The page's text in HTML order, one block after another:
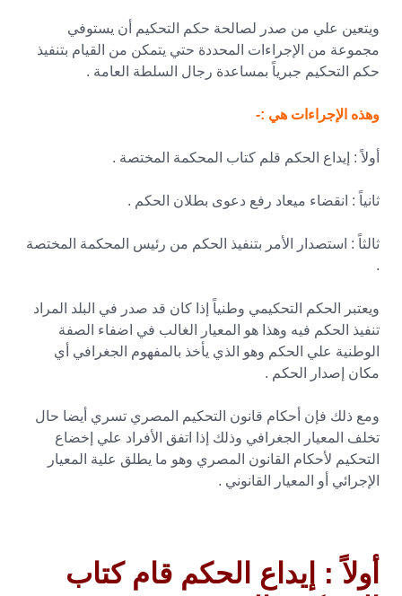
ويتعين علي من صدر لصالحة حكم التحكيم أن يستوفي
مجموعة من الإجراءات المحددة حتي يتمكن من القيام بتنفيذ
حكم التحكيم جبرياً بمساعدة رجال السلطة العامة .
وهذه الإجراءات هي :-
أولاً : إيداع الحكم قلم كتاب المحكمة المختصة .
ثانياً : انقضاء ميعاد رفع دعوى بطلان الحكم .
ثالثاً : استصدار الأمر بتنفيذ الحكم من رئيس المحكمة المختصة
.
ويعتبر الحكم التحكيمي وطنياً إذا كان قد صدر في البلد المراد
تنفيذ الحكم فيه وهذا هو المعيار الغالب في اضفاء الصفة
الوطنية علي الحكم وهو الذي يأخذ بالمفهوم الجغرافي أي
مكان إصدار الحكم .
ومع ذلك فإن أحكام قانون التحكيم المصري تسري أيضا حال
تخلف المعيار الجغرافي وذلك إذا اتفق الأفراد علي إخضاع
التحكيم لأحكام القانون المصري وهو ما يطلق علية المعيار
الإجرائي أو المعيار القانوني .
أولاً : إيداع الحكم قام كتاب